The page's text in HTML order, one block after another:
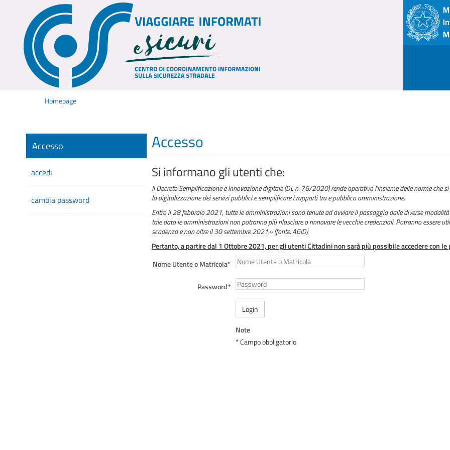
Homepage
Accesso
accedi
cambia password
Accesso
Si informano gli utenti che:
Il Decreto Semplificazione e Innovazione digitale (DL n. 76/2020) rende operativo l'insieme delle norme che
la digitalizzazione dei servizi pubblici e semplificare i rapporti tra e pubblica amministrazione.
Entro il 28 febbraio 2021, tutte le amministrazioni sono tenute ad avviare il passaggio dalle diverse
tale data le amministrazioni non potranno più rilasciare o rinnovare le vecchie credenziali. Potranno essere
scadenza e non oltre il 30 settembre 2021.» (fonte: AGID)
Pertanto, a partire dal 1 Ottobre 2021, per gli utenti Cittadini non sarà più possibile accedere con
Nome Utente o Matricola*
Password*
Login
Note
* Campo obbligatorio